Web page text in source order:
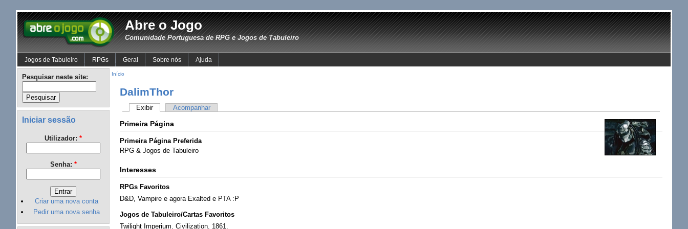
Abre o Jogo
Comunidade Portuguesa de RPG e Jogos de Tabuleiro
Jogos de Tabuleiro RPGs Geral Sobre nós Ajuda
Pesquisar neste site:
Iniciar sessão
Utilizador:*
Senha: *
Criar uma nova conta
Pedir uma nova senha
Início
DalimThor
Exibir Acompanhar
Primeira Página
Primeira Página Preferida
RPG & Jogos de Tabuleiro
Interesses
RPGs Favoritos
D&D, Vampire e agora Exalted e PTA :P
Jogos de Tabuleiro/Cartas Favoritos
Twilight Imperium. Civilization. 1861.